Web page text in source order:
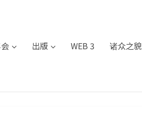
出版 WEB 3 诸众之貌